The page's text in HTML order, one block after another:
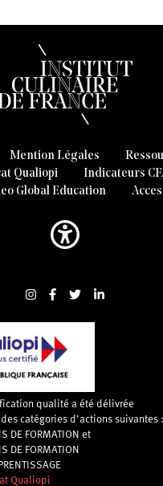
Mention Légales
Qualiopi
Indicateurs
Global Education
qualité a été délivrée
catégories d’actions suivantes :
DE FORMATION et
DE FORMATION
Qualiopi